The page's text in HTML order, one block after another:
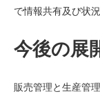
で情報共有及び状
今後の展
販売管理と生産管